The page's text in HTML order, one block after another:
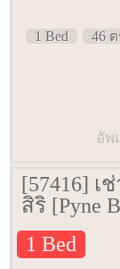
1 Bed 46
อัพ
[57416] เ
สิริ [Pyne
1 Bed